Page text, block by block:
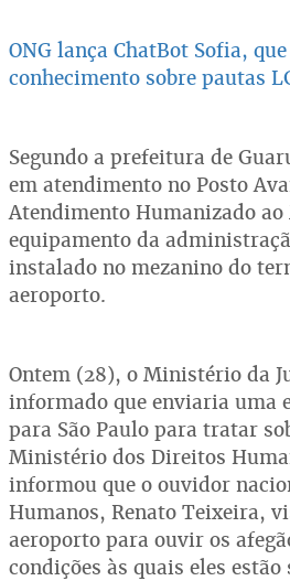
ONG lança ChatBot Sofia,
conhecimento sobre pautas
Segundo a prefeitura de
em atendimento no Posto
Atendimento Humanizado
equipamento da
instalado no mezanino do
aeroporto.
Ontem (28), o Ministério da
informado que enviaria uma
para São Paulo para tratar
Ministério dos Direitos
informou que o ouvidor
Humanos, Renato Teixeira,
aeroporto para ouvir os
condições às quais eles